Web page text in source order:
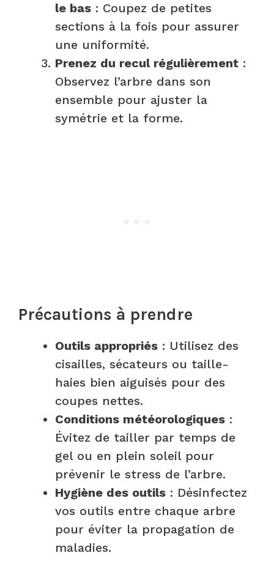
le bas : Coupez de petites
sections à la fois pour assurer
une uniformité.
Prenez du recul régulièrement :
Observez l’arbre dans son
ensemble pour ajuster la
symétrie et la forme.
Précautions à prendre
Outils appropriés : Utilisez des
cisailles, sécateurs ou taille-
haies bien aiguisés pour des
coupes nettes.
Conditions météorologiques :
Évitez de tailler par temps de
gel ou en plein soleil pour
prévenir le stress de l’arbre.
Hygiène des outils : Désinfectez
vos outils entre chaque arbre
pour éviter la propagation de
maladies.